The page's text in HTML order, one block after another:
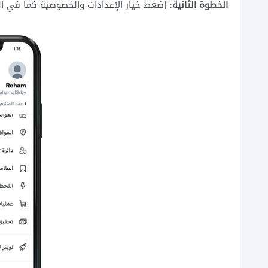
الخطوة الثانية: إضغط خيار الإعدادات والخصوصية كما في